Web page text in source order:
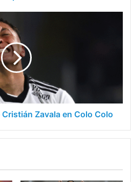
Zavala en Colo Colo